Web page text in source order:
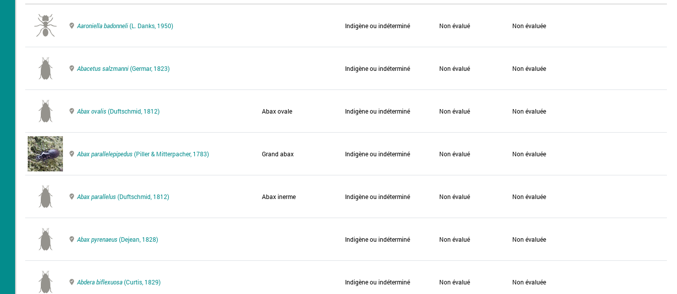
Aaroniella badonneli(L. Danks, 1950) Indigène ou indéterminé Non évalué Non évaluée
Abacetus salzmanni(Germar, 1823) Indigène ou indéterminé Non évalué Non évaluée
Abax ovalis(Duftschmid, 1812) Abax ovale Indigène ou indéterminé Non évalué Non évaluée
Abax parallelepipedus(Piller & Mitterpacher, 1783) Grand abax Indigène ou indéterminé Non évalué Non évaluée
Abax parallelus(Duftschmid, 1812) Abax inerme Indigène ou indéterminé Non évalué Non évaluée
Abax pyrenaeus(Dejean, 1828) Indigène ou indéterminé Non évalué Non évaluée
Abdera biflexuosa(Curtis, 1829) Indigène ou indéterminé Non évalué Non évaluée